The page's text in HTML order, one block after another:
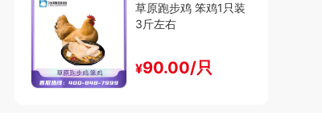
草原跑步鸡 笨鸡1只装
3斤左右
¥90.00/只